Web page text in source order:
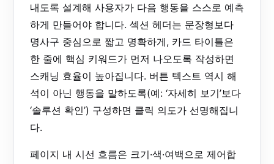
내도록 설계해 사용자가 다음 행동을 스스로 예측
하게 만들어야 합니다. 섹션 헤더는 문장형보다
명사구 중심으로 짧고 명확하게, 카드 타이틀은
한 줄에 핵심 키워드가 먼저 나오도록 작성하면
스캐닝 효율이 높아집니다. 버튼 텍스트 역시 해
석이 아닌 행동을 말하도록(예: ‘자세히 보기’보다
‘솔루션 확인’) 구성하면 클릭 의도가 선명해집니
다.
페이지 내 시선 흐름은 크기·색·여백으로 제어합